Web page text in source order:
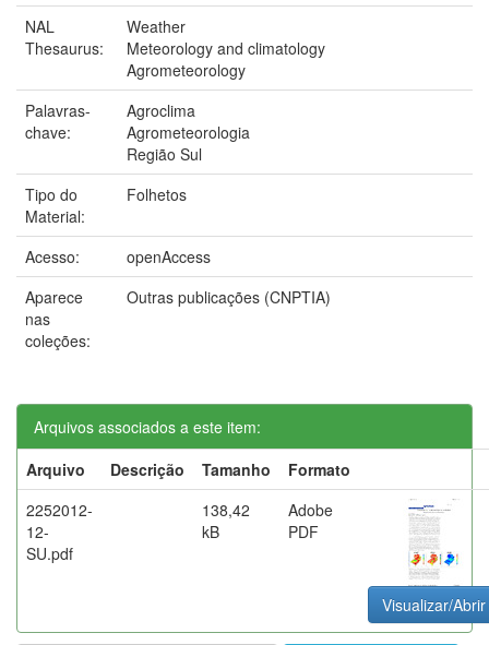
NAL
Thesaurus:
Weather
Meteorology and climatology
Agrometeorology
Palavras-
chave:
Agroclima
Agrometeorologia
Região Sul
Tipo do
Material:
Folhetos
Acesso:
openAccess
Aparece
nas
coleções:
Outras publicações (CNPTIA)
Arquivos associados a este item:
Arquivo
Descrição Tamanho
Formato
2252012-
12-
SU.pdf
138,42
kB
Adobe
PDF
Visualizar/Abrir